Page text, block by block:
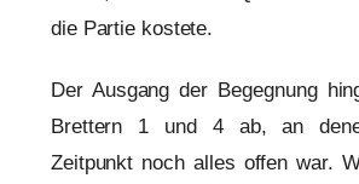
die Partie kostete.
Der Ausgang der Begegnung
Brettern 1 und 4 ab, an
Zeitpunkt noch alles offen war.